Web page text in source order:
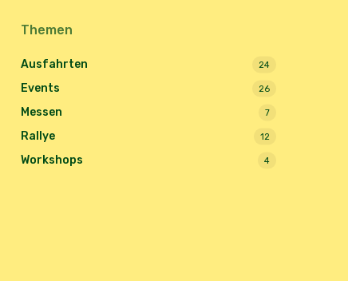
Themen
Ausfahrten 24
Events 26
Messen 7
Rallye 12
Workshops 4